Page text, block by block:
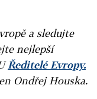
a sledujte
nejlepší
Ředitelé Evropy.
Ondřej Houska.